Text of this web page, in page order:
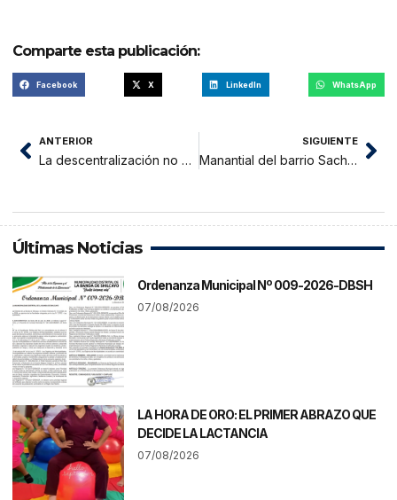
Comparte esta publicación:
Facebook X LinkedIn WhatsApp
ANTERIOR
La descentralización no ha funcionado, hay que descentralizar hacia el ámbito municipal
SIGUIENTE
Manantial del barrio Sachapuquio abastece de agua a decenas de familias
Últimas Noticias
Ordenanza Municipal Nº 009-2026-DBSH
07/08/2026
LA HORA DE ORO: EL PRIMER ABRAZO QUE
DECIDE LA LACTANCIA
07/08/2026